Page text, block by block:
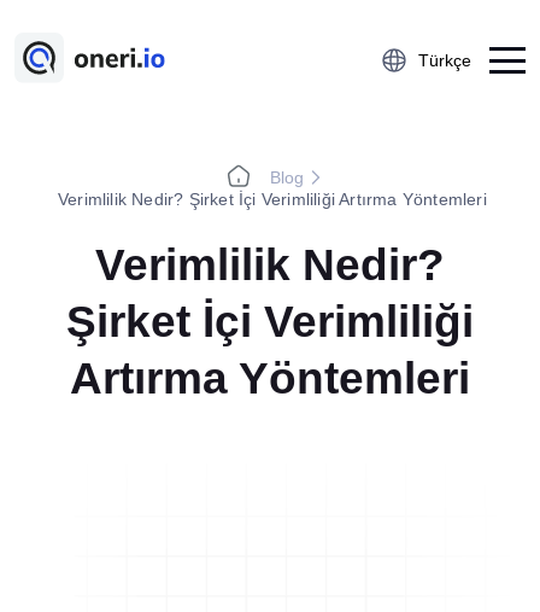
Türkçe
Platform
Çalışan Öneri Sistemi
5S Denetim Yönetimi
Önce-Sonra Kaizen
Aksiyon Yönetimi
Kobetsu Kaizen
Blog
Verimlilik Nedir? Şirket İçi Verimliliği Artırma Yöntemleri
Verimlilik Nedir?
Şirket İçi Verimliliği
Artırma Yöntemleri